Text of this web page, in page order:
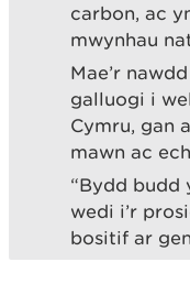
carbon, ac
mwynhau
Mae’r
galluogi i
Cymru, gan
mawn ac
“Bydd budd
wedi i’r
bositif ar